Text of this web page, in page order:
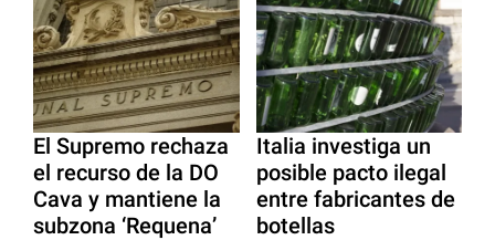
El Supremo rechaza
el recurso de la DO
Cava y mantiene la
subzona ‘Requena’
Italia investiga un
posible pacto ilegal
entre fabricantes de
botellas